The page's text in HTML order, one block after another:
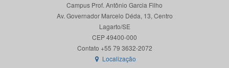
Campus Prof. Antônio Garcia Filho
Av. Governador Marcelo Déda, 13, Centro
Lagarto/SE
CEP 49400-000
Localização